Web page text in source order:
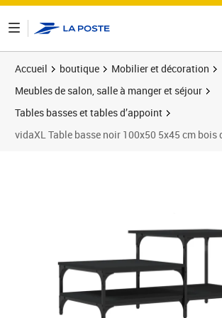
Accueil boutique
Mobilier et décoration
Meubles de salon, salle à manger et séjour
Tables basses et tables d’appoint
vidaXL Table basse noir 100x50 5x45 cm bois